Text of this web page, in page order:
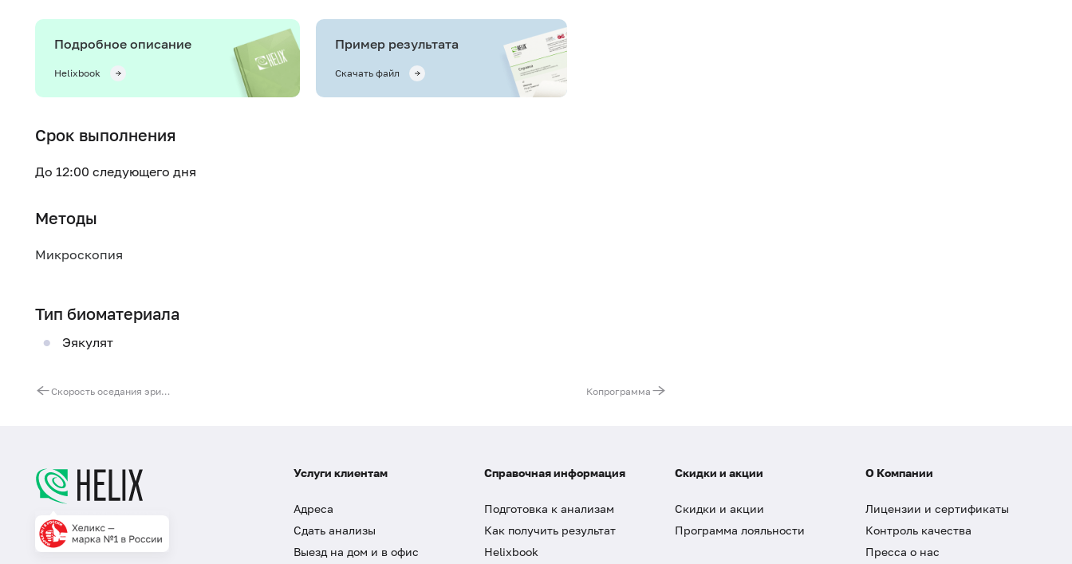
Подробное описание
Helixbook
Пример результата
Скачать файл
Срок выполнения
До 12:00 следующего дня
Методы
Микроскопия
Тип биоматериала
Эякулят
Скорость оседания эритроцитов (СОЭ) Копрограмма
Услуги клиентам
Адреса
Сдать анализы
Выезд на дом и в офис
Справочная информация
Подготовка к анализам
Как получить результат
Helixbook
Скидки и акции
Скидки и акции
Программа лояльности
О Компании
Лицензии и сертификаты
Контроль качества
Пресса о нас